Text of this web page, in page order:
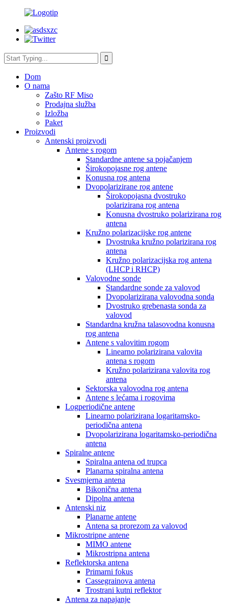
Dom
O nama
Zašto RF Miso
Prodajna služba
Izložba
Paket
Proizvodi
Antenski proizvodi
Antene s rogom
Standardne antene sa pojačanjem
Širokopojasne rog antene
Konusna rog antena
Dvopolarizirane rog antene
Širokopojasna dvostruko
polarizirana rog antena
Konusna dvostruko polarizirana rog
antena
Kružno polarizacijske rog antene
Dvostruka kružno polarizirana rog
antena
Kružno polarizacijska rog antena
(LHCP i RHCP)
Valovodne sonde
Standardne sonde za valovod
Dvopolarizirana valovodna sonda
Dvostruko grebenasta sonda za
valovod
Standardna kružna talasovodna konusna
rog antena
Antene s valovitim rogom
Linearno polarizirana valovita
antena s rogom
Kružno polarizirana valovita rog
antena
Sektorska valovodna rog antena
Antene s lećama i rogovima
Logperiodične antene
Linearno polarizirana logaritamsko-
periodična antena
Dvopolarizirana logaritamsko-periodična
antena
Spiralne antene
Spiralna antena od trupca
Planarna spiralna antena
Svesmjerna antena
Bikonična antena
Dipolna antena
Antenski niz
Planarne antene
Antena sa prorezom za valovod
Mikrostripne antene
MIMO antene
Mikrostripna antena
Reflektorska antena
Primarni fokus
Cassegrainova antena
Trostrani kutni reflektor
Antena za napajanje